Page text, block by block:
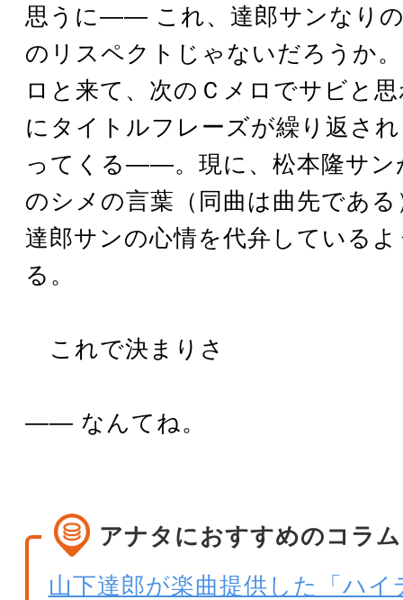
思うに―― これ、達郎サンなり
のリスペクトじゃないだろうか
ロと来て、次のＣメロでサビと
にタイトルフレーズが繰り返さ
ってくる――。現に、松本隆サン
のシメの言葉（同曲は曲先であ
達郎サンの心情を代弁している
る。
これで決まりさ
―― なんてね。
アナタにおすすめのコラム
山下達郎が楽曲提供した「ハイ